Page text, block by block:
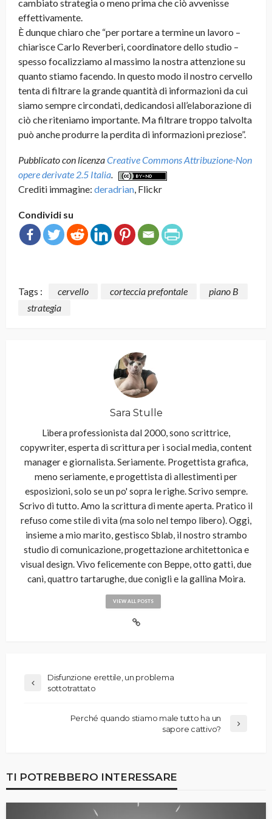
cambiato strategia o meno prima che ciò avvenisse
effettivamente.
È dunque chiaro che “per portare a termine un lavoro –
chiarisce Carlo Reverberi, coordinatore dello studio –
spesso focalizziamo al massimo la nostra attenzione su
quanto stiamo facendo. In questo modo il nostro cervello
tenta di filtrare la grande quantità di informazioni da cui
siamo sempre circondati, dedicandosi all’elaborazione di
ciò che riteniamo importante. Ma filtrare troppo talvolta
può anche produrre la perdita di informazioni preziose”.
Pubblicato con licenzaCreative Commons Attribuzione-Non
opere derivate 2.5 Italia.
Crediti immagine: deradrian, Flickr
Condividi su
Tags : cervello corteccia prefontale
piano B
strategia
Sara Stulle
Libera professionista dal 2000, sono scrittrice,
copywriter, esperta di scrittura per i social media, content
manager e giornalista. Seriamente. Progettista grafica,
meno seriamente, e progettista di allestimenti per
esposizioni, solo se un po' sopra le righe. Scrivo sempre.
Scrivo di tutto. Amo la scrittura di mente aperta. Pratico il
refuso come stile di vita (ma solo nel tempo libero). Oggi,
insieme a mio marito, gestisco Sblab, il nostro strambo
studio di comunicazione, progettazione architettonica e
visual design. Vivo felicemente con Beppe, otto gatti, due
cani, quattro tartarughe, due conigli e la gallina Moira.
VIEW ALL POSTS
Disfunzione erettile, un problema
sottotrattato
Perché quando stiamo male tutto ha un
sapore cattivo?
TI POTREBBERO INTERESSARE